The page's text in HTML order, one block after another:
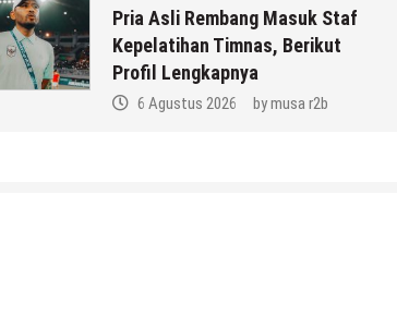
Pria Asli Rembang Masuk Staf
Kepelatihan Timnas, Berikut
Profil Lengkapnya
6 Agustus 2026 bymusa r2b